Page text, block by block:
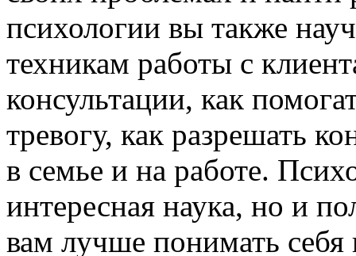
психологии вы также
техникам работы с
консультации, как
тревогу, как разрешать
в семье и на работе.
интересная наука, но и
вам лучше понимать